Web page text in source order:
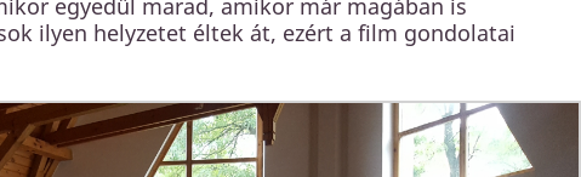
egyedül marad, amikor már magában is
ilyen helyzetet éltek át, ezért a film gondolatai